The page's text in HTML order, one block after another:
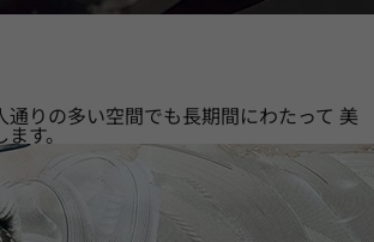
通りの多い空間でも長期間にわたって 美
す。